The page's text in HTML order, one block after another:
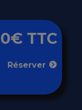
TTC
Réserver